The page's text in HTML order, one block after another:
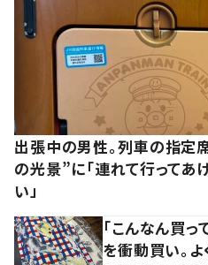
出張中の男性。列車の指
の光景”に「連れて行ってあ
い」
「こんなん買
を衝動買い。